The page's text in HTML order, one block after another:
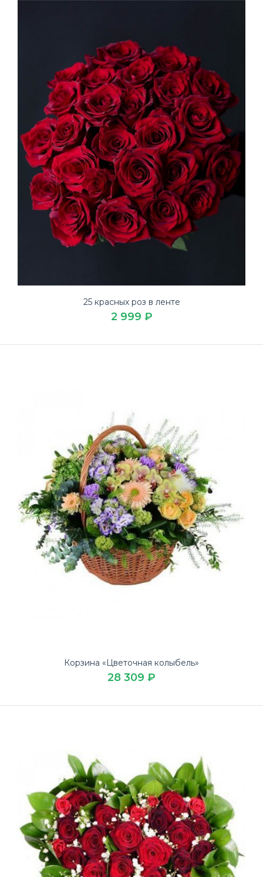
25 красных роз в ленте
2 999 ₽
Корзина «Цветочная колыбель»
28 309 ₽